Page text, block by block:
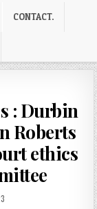
CONTACT.
: Durbin
Roberts
ethics